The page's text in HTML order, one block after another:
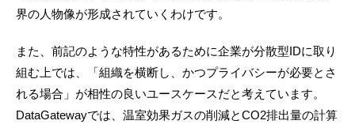
界の人物像が形成されていくわけです。
また、前記のような特性があるために企業が分散型IDに取り
組む上では、「組織を横断し、かつプライバシーが必要とさ
れる場合」が相性の良いユースケースだと考えています。
DataGatewayでは、温室効果ガスの削減とCO2排出量の計算